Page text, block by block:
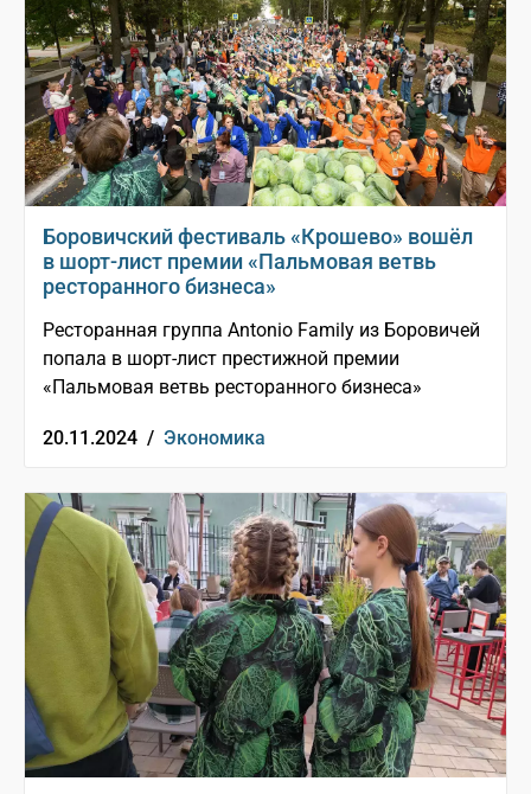
Боровичский фестиваль «Крошево» вошёл
в шорт-лист премии «Пальмовая ветвь
ресторанного бизнеса»
Ресторанная группа Antonio Family из Боровичей
попала в шорт-лист престижной премии
«Пальмовая ветвь ресторанного бизнеса»
20.11.2024 / Экономика